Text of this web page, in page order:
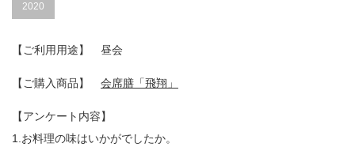
2020
【ご利用用途】 昼会
【ご購入商品】 会席膳「飛翔」
【アンケート内容】
1.お料理の味はいかがでしたか。